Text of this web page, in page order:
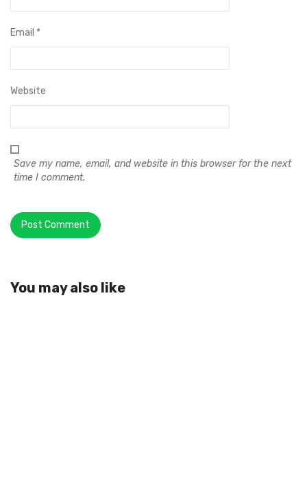
Email *
Website
Save my name, email, and website in this browser for the next
time I comment.
You may also like